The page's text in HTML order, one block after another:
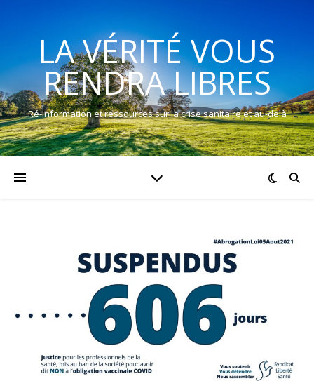
LA VÉRITÉ VOUS
RENDRA LIBRES
Ré-information et ressources sur la crise sanitaire et au-delà